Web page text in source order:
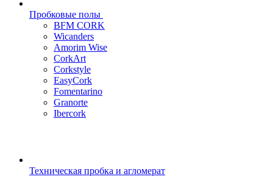
Пробковые полы
BFM CORK
Wicanders
Amorim Wise
CorkArt
Corkstyle
EasyCork
Fomentarino
Granorte
Ibercork
Техническая пробка и агломерат